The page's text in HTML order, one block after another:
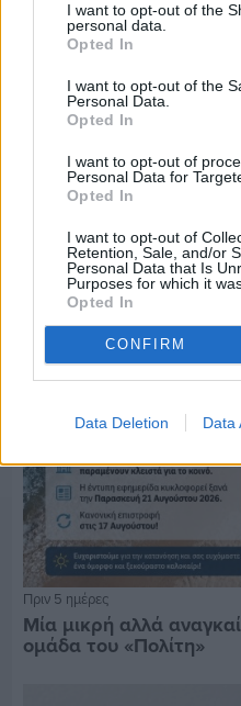
I want to opt-out of the
personal data.
Opted In
I want to opt-out of the
Personal Data.
Opted In
I want to opt-out of
Personal Data for
Opted In
I want to opt-out of
Retention, Sale, and/or
Personal Data that Is
Purposes for which it
Opted In
CONFIRM
Data Deletion Data
Πριν 3 ημέρες
Πριν 5 ημέρες
Μία μικρή αλλά
ομάδα του «Πολίτη»